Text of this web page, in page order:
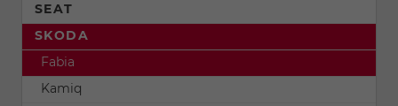
SEAT
SKODA
Fabia
Kamiq